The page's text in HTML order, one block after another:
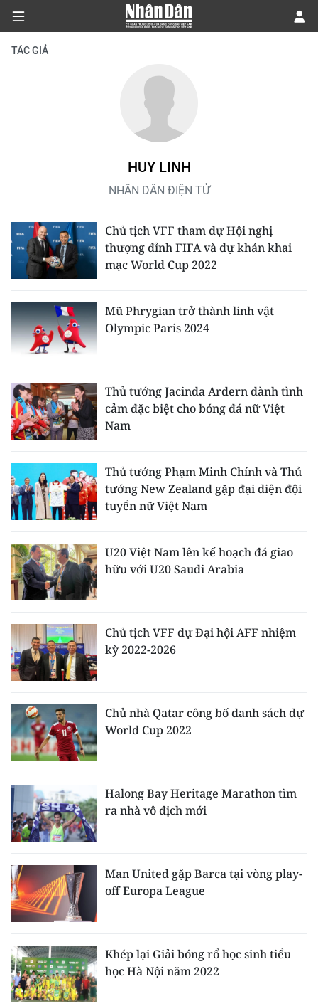
PHÁP LUẬT
DU LỊCH
THẾ GIỚI
THỂ THAO
Y TẾ
KHOA HỌC - CÔNG NGHỆ
MÔI TRƯỜNG
BẠN ĐỌC
KIỂM CHỨNG THÔNG TIN
TRI THỨC CHUYÊN SÂU
CHƯƠNG TRÌNH OCOP - MỖI XÃ
MỘT SẢN PHẨM
RADIO
MEDIA CENTER
Video
Media Chính trị
Media Kinh tế
Media Văn hóa
Media Pháp luật
Media Du lịch
TÁC GIẢ
HUY LINH
NHÂN DÂN ĐIỆN TỬ
Chủ tịch VFF tham dự Hội nghị
thượng đỉnh FIFA và dự khán khai
mạc World Cup 2022
Mũ Phrygian trở thành linh vật
Olympic Paris 2024
Thủ tướng Jacinda Ardern dành tình
cảm đặc biệt cho bóng đá nữ Việt
Nam
Thủ tướng Phạm Minh Chính và Thủ
tướng New Zealand gặp đại diện đội
tuyển nữ Việt Nam
U20 Việt Nam lên kế hoạch đá giao
hữu với U20 Saudi Arabia
Chủ tịch VFF dự Đại hội AFF nhiệm
kỳ 2022-2026
Chủ nhà Qatar công bố danh sách dự
World Cup 2022
Halong Bay Heritage Marathon tìm
ra nhà vô địch mới
Man United gặp Barca tại vòng play-
off Europa League
Khép lại Giải bóng rổ học sinh tiểu
học Hà Nội năm 2022